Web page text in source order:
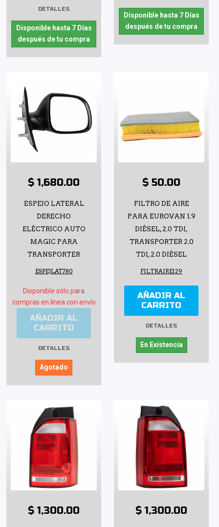
DETALLES
Disponible hasta 7 Días
después de tu compra
Disponible hasta 7 Días
después de tu compra
$ 1,680.00
ESPEJO LATERAL
DERECHO
ELÉCTRICO AUTO
MAGIC PARA
TRANSPORTER
ESPEJLAT780
Disponible sólo para
compras en línea con envío
AÑADIR AL
CARRITO
DETALLES
Agotado
$ 50.00
FILTRO DE AIRE
PARA EUROVAN 1.9
DIÉSEL, 2.0 TDI,
TRANSPORTER 2.0
TDI, 2.0 DIÉSEL
FILTRAIRE129
AÑADIR AL
CARRITO
DETALLES
En Existencia
$ 1,300.00 $ 1,300.00